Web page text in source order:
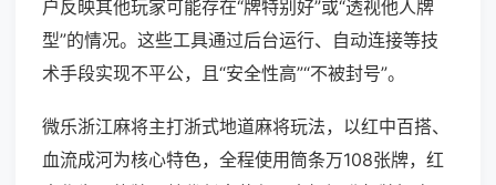
户反映其他玩家可能存在“牌特别好”或“透视他人牌
型”的情况。这些工具通过后台运行、自动连接等技
术手段实现不平公，且“安全性高”“不被封号”。
微乐浙江麻将主打浙式地道麻将玩法，以红中百搭、
血流成河为核心特色，全程使用筒条万108张牌，红